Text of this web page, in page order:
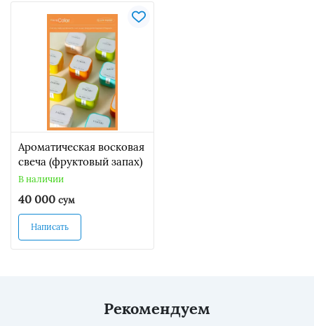
Ароматическая восковая
свеча (фруктовый запах)
В наличии
40 000 сум
Написать
Рекомендуем